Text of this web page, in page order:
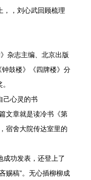
，，刘心武回顾梳理
杂志主编、北京出版
鼓楼》《四牌楼》分
己心灵的书
文章就是读冷书《第
宿舍大院传达室里的
成功发表，还登上了
赐稿”。无心插柳柳成